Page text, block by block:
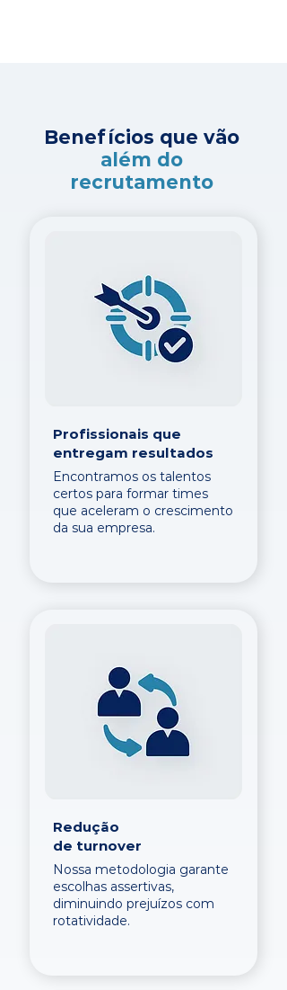
Benefícios que vão
além do
recrutamento
Profissionais que
entregam resultados
Encontramos os talentos
certos para formar times
que aceleram o crescimento
da sua empresa.
Redução
de turnover
Nossa metodologia garante
escolhas assertivas,
diminuindo prejuízos com
rotatividade.